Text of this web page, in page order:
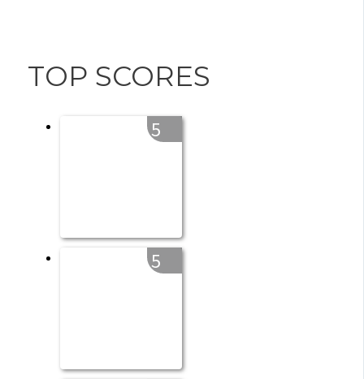
TOP SCORES
5
5